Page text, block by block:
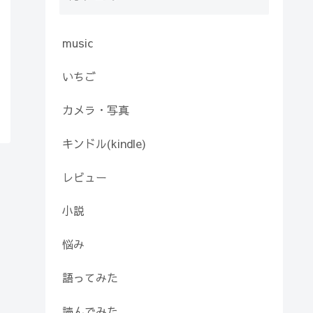
music
いちご
カメラ・写真
キンドル(kindle)
レビュー
小説
悩み
語ってみた